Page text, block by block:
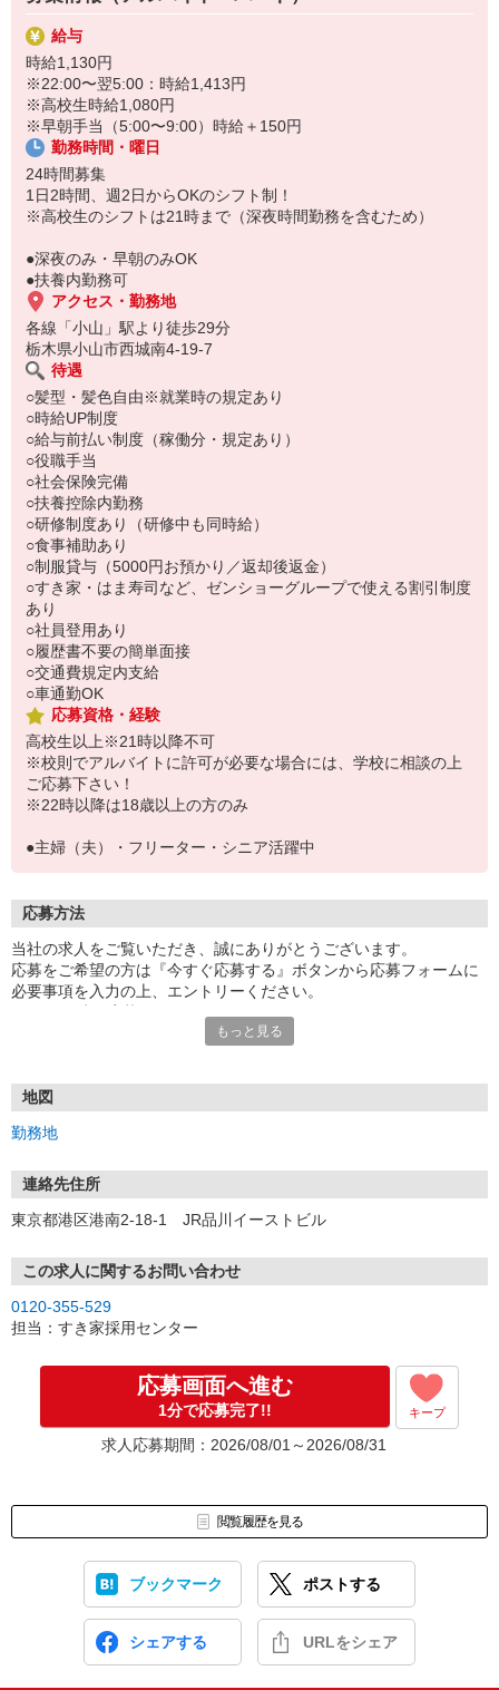
その中のひとつ『すき家』でお仕事しませんか？
他にも、食材の調整や金銭管理、新しく入社したクルーの研修など
様々なお仕事があります。
セルフオーダー、セルフ会計で、現金の受け渡しはほとんどありま
せん。※一部店舗を除く
取り間違いもなく安心でスムーズ♪
マニュアルも用意していますので飲食店が初めての方でも大丈夫！
もちろん先輩クルーがしっかり教えてくれるので安心してくださ
い。
給与
時給1,130円
※22:00〜翌5:00：時給1,413円
※高校生時給1,080円
※早朝手当（5:00〜9:00）時給＋150円
勤務時間・曜日
24時間募集
1日2時間、週2日からOKのシフト制！
※高校生のシフトは21時まで（深夜時間勤務を含むため）
●深夜のみ・早朝のみOK
●扶養内勤務可
アクセス・勤務地
各線「小山」駅より徒歩29分
栃木県小山市西城南4-19-7
待遇
○髪型・髪色自由※就業時の規定あり
○時給UP制度
○給与前払い制度（稼働分・規定あり）
○役職手当
○社会保険完備
○扶養控除内勤務
○研修制度あり（研修中も同時給）
○食事補助あり
○制服貸与（5000円お預かり／返却後返金）
○すき家・はま寿司など、ゼンショーグループで使える割引制度
あり
○社員登用あり
○履歴書不要の簡単面接
○交通費規定内支給
○車通勤OK
応募資格・経験
高校生以上※21時以降不可
※校則でアルバイトに許可が必要な場合には、学校に相談の上
ご応募下さい！
※22時以降は18歳以上の方のみ
●主婦（夫）・フリーター・シニア活躍中
応募方法
当社の求人をご覧いただき、誠にありがとうございます。
応募をご希望の方は『今すぐ応募する』ボタンから応募フォームに
必要事項を入力の上、エントリーください。
号」など
もっと見る
地図
勤務地
連絡先住所
東京都港区港南2-18-1 JR品川イーストビル
この求人に関するお問い合わせ
0120-355-529
担当：すき家採用センター
応募画面へ進む
1分で応募完了!! キープ
求人応募期間：2026/08/01～2026/08/31
閲覧履歴を見る
ブックマーク ポストする
シェアする URLをシェア